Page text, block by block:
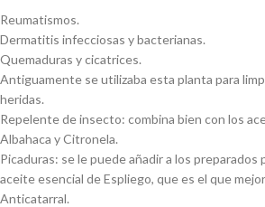
Reumatismos.
Dermatitis infecciosas y bacterianas.
Quemaduras y cicatrices.
Antiguamente se utilizaba esta planta para
heridas.
Repelente de insecto: combina bien con los
Albahaca y Citronela.
Picaduras: se le puede añadir a los preparados
aceite esencial de Espliego, que es el que
Anticatarral.